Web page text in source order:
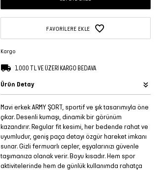
FAVORILERE EKLE
Kargo
1.000 TL VE ÜZERİ KARGO BEDAVA
Ürün Detay
Mavi erkek ARMY ŞORT, sportif ve şık tasarımıyla öne
çıkar. Desenli kumaşı, dinamik bir görünüm
kazandırır. Regular fit kesimi, her bedende rahat ve
uyumludur, geniş paça detayı özgür hareket imkanı
sunar. Gizli fermuarlı cepler, eşyalarınızı güvenle
taşımanıza olanak verir. Boyu kısadır. Hem spor
aktivitelerinde hem de günlük kullanımda rahatça